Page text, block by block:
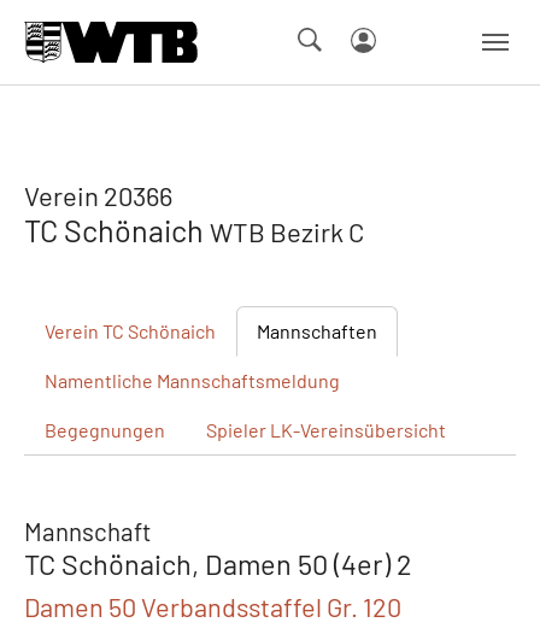
Verein 20366
TC Schönaich WTB Bezirk C
Verein TC Schönaich Mannschaften
Namentliche Mannschaftsmeldung
Begegnungen Spieler LK-Vereinsübersicht
Mannschaft
TC Schönaich, Damen 50 (4er) 2
Damen 50 Verbandsstaffel Gr. 120